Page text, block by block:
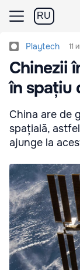
RU
Playtech 11
Chinezii
în spațiu
China are de
spațială,
ajunge la